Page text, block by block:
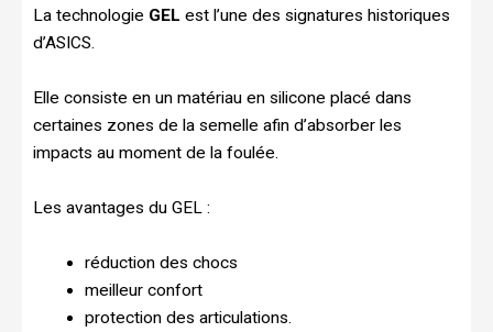
La technologie GEL est l’une des signatures historiques
d’ASICS.
Elle consiste en un matériau en silicone placé dans
certaines zones de la semelle afin d’absorber les
impacts au moment de la foulée.
Les avantages du GEL :
réduction des chocs
meilleur confort
protection des articulations.